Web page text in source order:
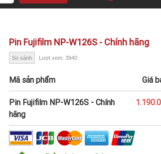
Pin Fujifilm NP-W126S - Chính hãng
So sánh Lượt xem: 3940
Mã sản phẩm Giá
Pin Fujifilm NP-W126S - Chính
hãng